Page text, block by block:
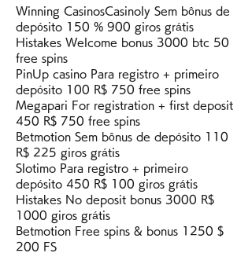
Winning CasinosCasinoly Sem bônus de
depósito 150 % 900 giros grátis
Histakes Welcome bonus 3000 btc 50
free spins
PinUp casino Para registro + primeiro
depósito 100 R$ 750 free spins
Megapari For registration + first deposit
450 R$ 750 free spins
Betmotion Sem bônus de depósito 110
R$ 225 giros grátis
Slotimo Para registro + primeiro
depósito 450 R$ 100 giros grátis
Histakes No deposit bonus 3000 R$
1000 giros grátis
Betmotion Free spins & bonus 1250 $
200 FS